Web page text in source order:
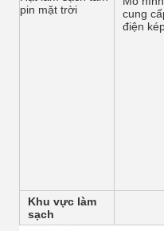
pin mặt trời
cung
điện
Khu vực làm
sạch